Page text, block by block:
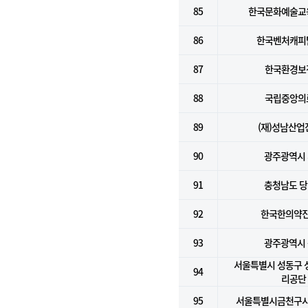
85 한국문화예술
86 한국벤처캐
87 한국환경
88 국립중앙
89 (재)성남산업
90 광주광역시
91 충청남도
92 한국한의약
93 광주광역시
94
서울특별시 성동구
리공단
95
서울특별시금천구